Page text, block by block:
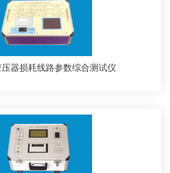
压器损耗线路参数综合测试仪